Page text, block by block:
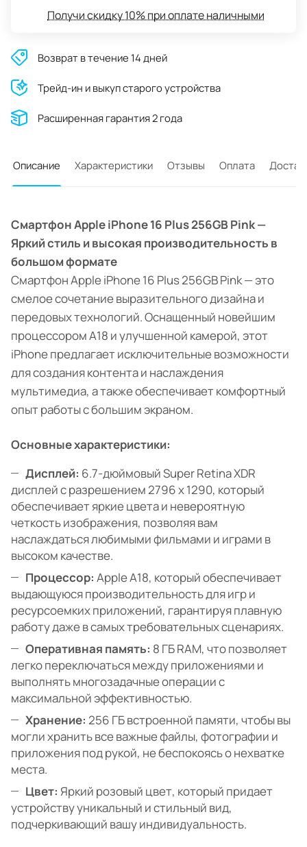
Получи скидку 10% при оплате наличными
Возврат в течение 14 дней
Трейд-ин и выкуп старого устройства
Расширенная гарантия 2 года
Описание Характеристики Отзывы Оплата
Смартфон Apple iPhone 16 Plus 256GB Pink —
Яркий стиль и высокая производительность в
большом формате
Смартфон Apple iPhone 16 Plus 256GB Pink — это
смелое сочетание выразительного дизайна и
передовых технологий. Оснащенный новейшим
процессором A18 и улучшенной камерой, этот
iPhone предлагает исключительные возможности
для создания контента и наслаждения
мультимедиа, а также обеспечивает комфортный
опыт работы с большим экраном.
Основные характеристики:
Дисплей: 6.7-дюймовый Super Retina XDR
дисплей с разрешением 2796 x 1290, который
обеспечивает яркие цвета и невероятную
четкость изображения, позволяя вам
наслаждаться любимыми фильмами и играми в
высоком качестве.
Процессор: Apple A18, который обеспечивает
выдающуюся производительность для игр и
ресурсоемких приложений, гарантируя плавную
работу даже в самых требовательных сценариях.
Оперативная память: 8 ГБ RAM, что позволяет
легко переключаться между приложениями и
выполнять многозадачные операции с
максимальной эффективностью.
Хранение: 256 ГБ встроенной памяти, чтобы вы
могли хранить все важные файлы, фотографии и
приложения под рукой, не беспокоясь о нехватке
места.
Цвет: Яркий розовый цвет, который придает
устройству уникальный и стильный вид,
подчеркивающий вашу индивидуальность.